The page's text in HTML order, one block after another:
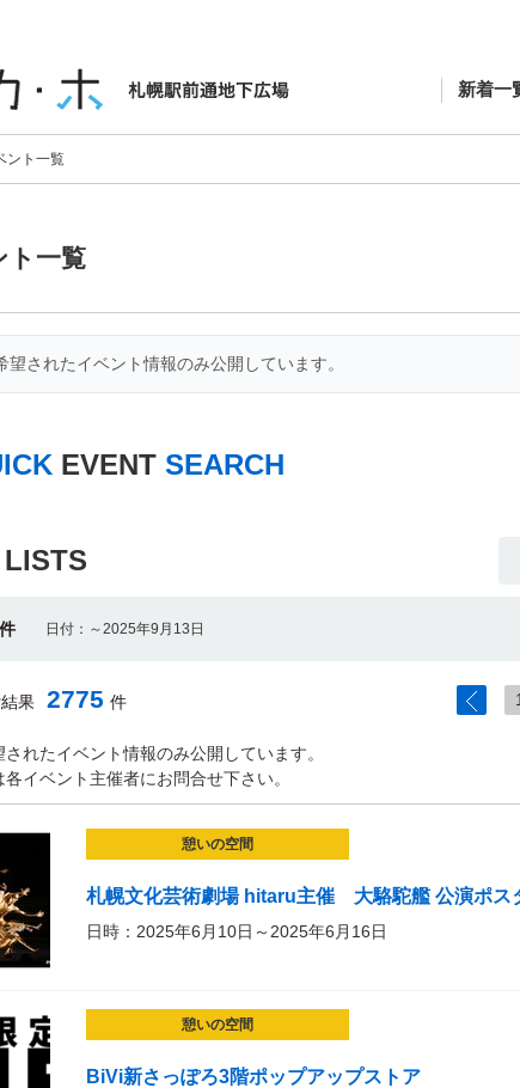
新着一
ント一覧
ト一覧
されたイベント情報のみ公開しています。
EVENT SEARCH
LISTS
日付：～2025年9月13日
果 2775 件 1
れたイベント情報のみ公開しています。
イベント主催者にお問合せ下さい。
憩いの空間
札幌文化芸術劇場 hitaru主催 大駱駝艦 公演ポス
日時：2025年6月10日～2025年6月16日
憩いの空間
BiVi新さっぽろ3階ポップアップストア